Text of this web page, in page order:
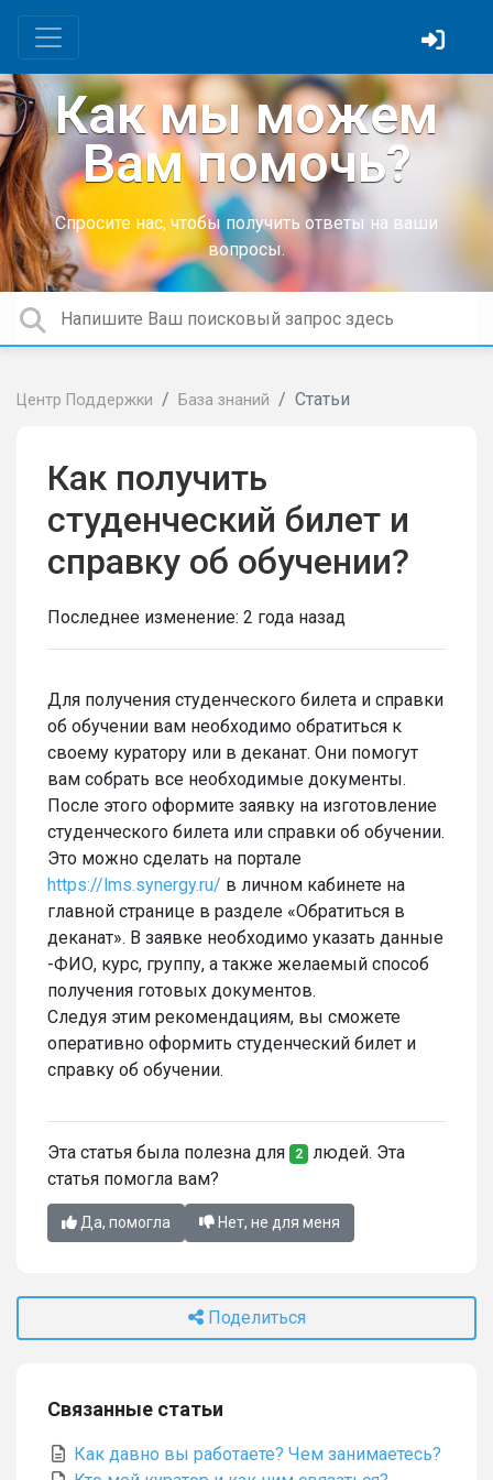
Как мы можем
Вам помочь?
Спросите нас, чтобы получить ответы на ваши
вопросы.
Центр Поддержки База знаний Статьи
Как получить
студенческий билет и
справку об обучении?
Последнее изменение: 2 года назад
Для получения студенческого билета и справки
об обучении вам необходимо обратиться к
своему куратору или в деканат. Они помогут
вам собрать все необходимые документы.
После этого оформите заявку на изготовление
студенческого билета или справки об обучении.
Это можно сделать на портале
https://lms.synergy.ru/ в личном кабинете на
главной странице в разделе «Обратиться в
деканат». В заявке необходимо указать данные
-ФИО, курс, группу, а также желаемый способ
получения готовых документов.
Следуя этим рекомендациям, вы сможете
оперативно оформить студенческий билет и
справку об обучении.
Эта статья была полезна для 2 людей. Эта
статья помогла вам?
Да, помогла Нет, не для меня
Поделиться
Связанные статьи
Как давно вы работаете? Чем занимаетесь?